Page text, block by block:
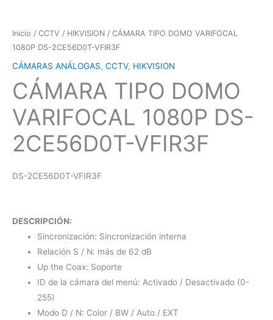
Inicio / CCTV / HIKVISION / CÁMARA TIPO DOMO VARIFOCAL
1080P DS-2CE56D0T-VFIR3F
CÁMARAS ANÁLOGAS, CCTV, HIKVISION
CÁMARA TIPO DOMO
VARIFOCAL 1080P DS-
2CE56D0T-VFIR3F
DS-2CE56D0T-VFIR3F
DESCRIPCIÓN:
Sincronización: Sincronización interna
Relación S / N: más de 62 dB
Up the Coax: Soporte
ID de la cámara del menú: Activado / Desactivado (0-
255)
Modo D / N: Color / BW / Auto / EXT